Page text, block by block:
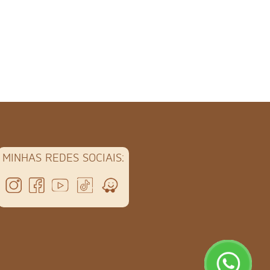
MINHAS REDES SOCIAIS: